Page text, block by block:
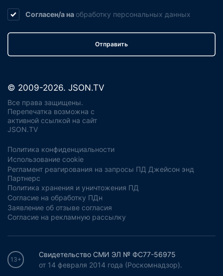
Согласен/а на обработку персональных данных
Отправить
© 2009-2026. JSON.TV
Все права защищены.
Перепечатка возможна с
активной ссылкой на сайт
JSON.TV
Политика конфиденциальности
Использование cookie
Регламент реагирования на запросы ПД Джейсон энд
Партнерс
Политика хранения и уничтожения ПД
Согласие на обработку ПДн
Заявление об отзыве согласия
Согласие на рекламную рассылку
13+
Свидетельство СМИ ЭЛ № ФС77-56975
от 14 февраля 2014 года (Роскомнадзор).